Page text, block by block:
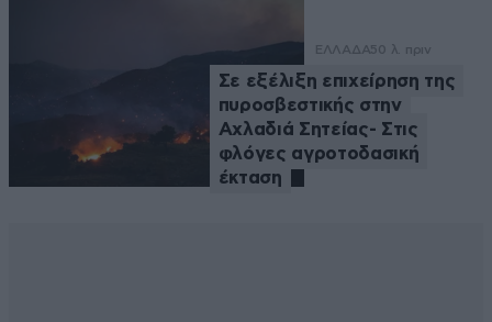
ΕΛΛΑΔΑ50 λ. πριν
Σε εξέλιξη επιχείρηση της
πυροσβεστικής στην
Αχλαδιά Σητείας- Στις
φλόγες αγροτοδασική
έκταση